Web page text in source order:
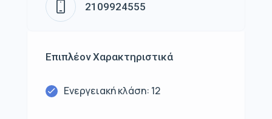
2109924555
Επιπλέον Χαρακτηριστικά
Ενεργειακή κλάση: 12